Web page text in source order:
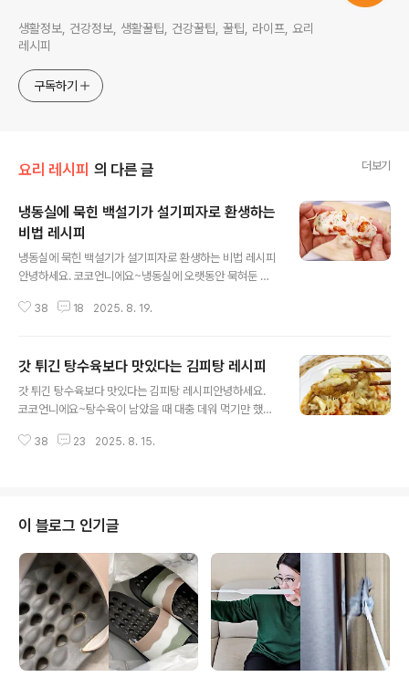
생활정보, 건강정보, 생활꿀팁, 건강꿀팁, 꿀팁, 라이프, 요리
레시피
구독하기
요리 레시피 의 다른 글 더보기
냉동실에 묵힌 백설기가 설기피자로 환생하는
비법 레시피
냉동실에 묵힌 백설기가 설기피자로 환생하는 비법 레시피
안녕하세요. 코코언니에요~냉동실에 오랫동안 묵혀둔 백
고 목 막히는 맛 때문에 결국 다시 넣어두거나 버리게 되는
건 단순히 살려내는 정도가 아니라 더할 나위 없이 맛있는
변신이랍니다. 재료는 백설기, 양파, 햄, 토마토소스, 치즈
준비했어요. 집에 남아있는 버섯, 피망, 파프리카, 캔옥수수
ㅎㅎ 냉동실에서 꺼낸 백설기는 완전히 해동할 필요가 없
38 18 2025. 8. 19.
갓 튀긴 탕수육보다 맛있다는 김피탕 레시피
갓 튀긴 탕수육보다 맛있다는 김피탕 레시피안녕하세요.
코코언니에요~탕수육이 남았을 때 대충 데워 먹기만 했다
않게 아니 그보다 더 매력적인 맛으로 변신 가능하거든요.
스. 지금은 차갑게 식고 딱딱하게 굳었지만 잠시후 엄청 맛
있어질 예정입니다~ 자투리 채소도 꺼냈어요. 양파랑 파프
리카, 당근, 오이 다 좋아요. 김피탕 최고의 킥은 김치예요.
잘 익은 김치를 너무 잘게 썰지 말고 소스 양의 절반 정도만
준비해주세요. 너무 많이 넣으면 김치맛이 강해서 고기랑
소스맛..
38 23 2025. 8. 15.
이 블로그 인기글